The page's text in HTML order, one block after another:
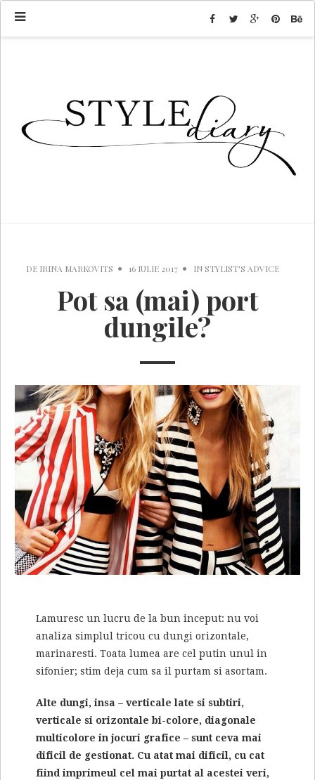
DE IRINA MARKOVITS 16 IULIE 2017 IN STYLIST'S ADVICE
Pot sa (mai) port
dungile?
Lamuresc un lucru de la bun inceput: nu voi
analiza simplul tricou cu dungi orizontale,
marinaresti. Toata lumea are cel putin unul in
sifonier; stim deja cum sa il purtam si asortam.
Alte dungi, insa – verticale late si subtiri,
verticale si orizontale bi-colore, diagonale
multicolore in jocuri grafice – sunt ceva mai
dificil de gestionat. Cu atat mai dificil, cu cat
fiind imprimeul cel mai purtat al acestei veri,